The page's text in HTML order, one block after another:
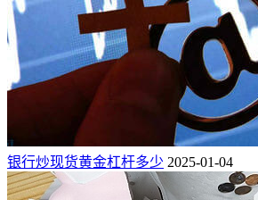
银行炒现货黄金杠杆多少 2025-01-04